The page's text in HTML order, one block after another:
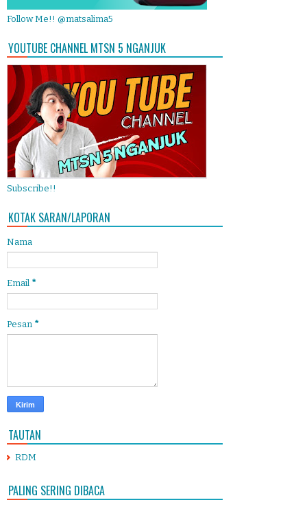
Follow Me!! @matsalima5
YOUTUBE CHANNEL MTSN 5 NGANJUK
Subscribe!!
KOTAK SARAN/LAPORAN
Nama
Email *
Pesan *
TAUTAN
RDM
PALING SERING DIBACA